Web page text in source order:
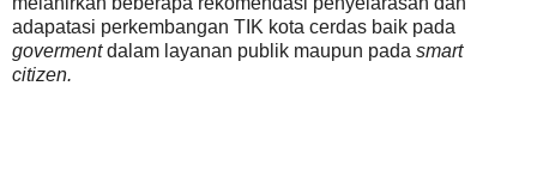
adapatasi perkembangan TIK kota cerdas baik pada
govermentdalam layanan publik maupun pada smart
citizen.